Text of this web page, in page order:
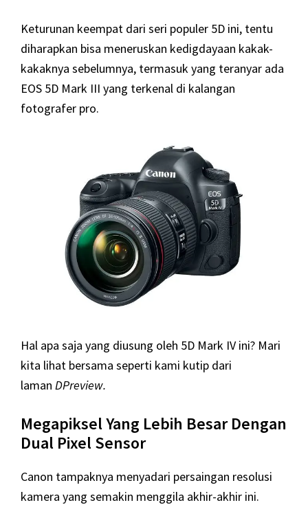
Keturunan keempat dari seri populer 5D ini, tentu
diharapkan bisa meneruskan kedigdayaan kakak-
kakaknya sebelumnya, termasuk yang teranyar ada
EOS 5D Mark III yang terkenal di kalangan
fotografer pro.
Hal apa saja yang diusung oleh 5D Mark IV ini? Mari
kita lihat bersama seperti kami kutip dari
laman DPreview.
Megapiksel Yang Lebih Besar Dengan
Dual Pixel Sensor
Canon tampaknya menyadari persaingan resolusi
kamera yang semakin menggila akhir-akhir ini.